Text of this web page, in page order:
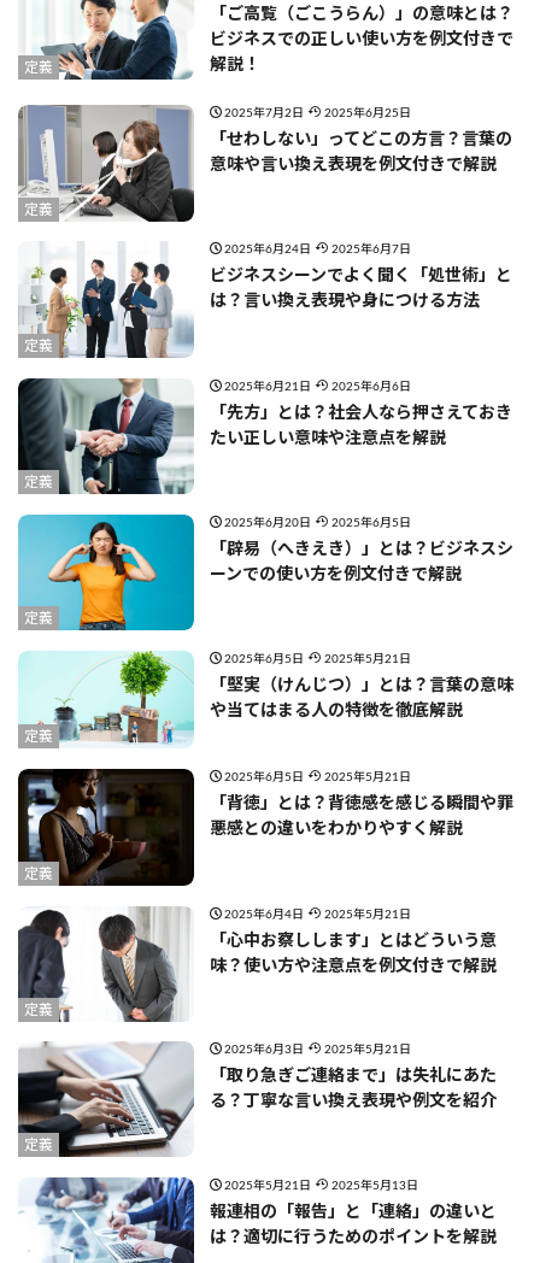
定義
「ご高覧（ごこうらん）」の意味とは？
ビジネスでの正しい使い方を例文付きで
解説！
定義
2025年7月2日 2025年6月25日
「せわしない」ってどこの方言？言葉の
意味や言い換え表現を例文付きで解説
定義
2025年6月24日 2025年6月7日
ビジネスシーンでよく聞く「処世術」と
は？言い換え表現や身につける方法
定義
2025年6月21日 2025年6月6日
「先方」とは？社会人なら押さえておき
たい正しい意味や注意点を解説
定義
2025年6月20日 2025年6月5日
「辟易（へきえき）」とは？ビジネスシ
ーンでの使い方を例文付きで解説
定義
2025年6月5日 2025年5月21日
「堅実（けんじつ）」とは？言葉の意味
や当てはまる人の特徴を徹底解説
定義
2025年6月5日 2025年5月21日
「背徳」とは？背徳感を感じる瞬間や罪
悪感との違いをわかりやすく解説
定義
2025年6月4日 2025年5月21日
「心中お察しします」とはどういう意
味？使い方や注意点を例文付きで解説
定義
2025年6月3日 2025年5月21日
「取り急ぎご連絡まで」は失礼にあた
る？丁寧な言い換え表現や例文を紹介
2025年5月21日 2025年5月13日
報連相の「報告」と「連絡」の違いと
は？適切に行うためのポイントを解説